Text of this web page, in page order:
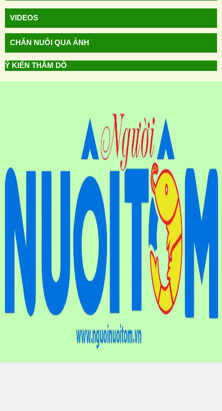
VIDEOS
CHĂN NUÔI QUA ẢNH
Ý KIẾN THĂM DÒ